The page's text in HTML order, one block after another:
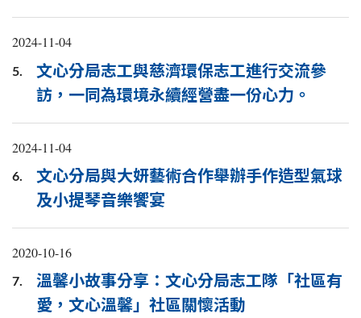
2024-11-04
5.
文心分局志工與慈濟環保志工進行交流參
訪，一同為環境永續經營盡一份心力。
2024-11-04
6.
文心分局與大妍藝術合作舉辦手作造型氣球
及小提琴音樂饗宴
2020-10-16
7.
溫馨小故事分享：文心分局志工隊「社區有
愛，文心溫馨」社區關懷活動